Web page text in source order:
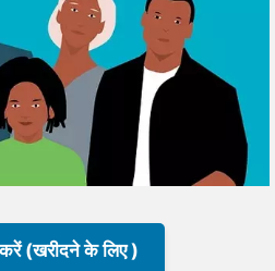
(खरीदने के लिए )